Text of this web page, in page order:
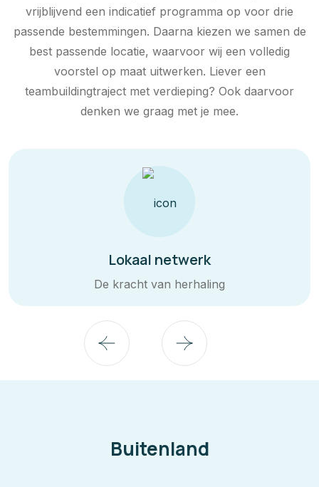
vrijblijvend een indicatief programma op voor drie
passende bestemmingen. Daarna kiezen we samen de
best passende locatie, waarvoor wij een volledig
voorstel op maat uitwerken. Liever een
teambuildingtraject met verdieping? Ook daarvoor
denken we graag met je mee.
Lokaal netwerk
De kracht van herhaling
Buitenland